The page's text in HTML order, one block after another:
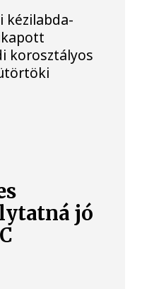
kézilabda-
korosztályos
jó